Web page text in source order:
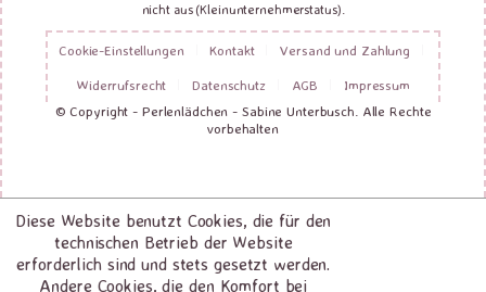
nicht aus (Kleinunternehmerstatus).
Cookie-Einstellungen Kontakt
Versand und Zahlung
Widerrufsrecht
Datenschutz AGB
Impressum
© Copyright - Perlenlädchen - Sabine Unterbusch. Alle Rechte
vorbehalten
Diese Website benutzt Cookies, die für den
technischen Betrieb der Website
erforderlich sind und stets gesetzt werden.
Andere Cookies, die den Komfort bei